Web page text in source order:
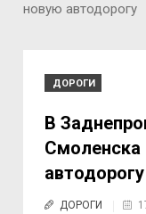
новую автодорогу
ДОРОГИ
В
Смоленска
автодорогу
ДОРОГИ